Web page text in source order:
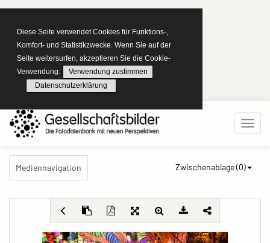
Diese Seite verwendet Cookies für Funktions-,
Komfort- und Statistikzwecke. Wenn Sie auf der
Seite weitersurfen, akzeptieren Sie die Cookie-
Verwendung:
Verwendung zustimmen
Datenschutzerklärung
Mediennavigation Zwischenablage (0)